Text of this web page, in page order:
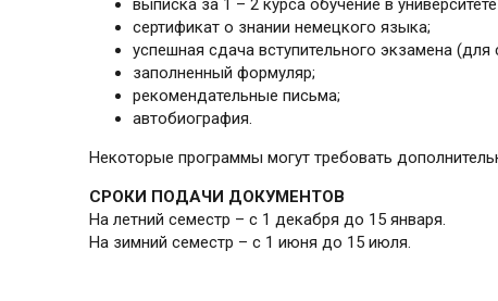
выписка за 1 – 2 курса обучение в
сертификат о знании немецкого языка;
успешная сдача вступительного экзамена
заполненный формуляр;
рекомендательные письма;
автобиография.
Некоторые программы могут требовать
СРОКИ ПОДАЧИ ДОКУМЕНТОВ
На летний семестр – с 1 декабря до 15 января.
На зимний семестр – с 1 июня до 15 июля.